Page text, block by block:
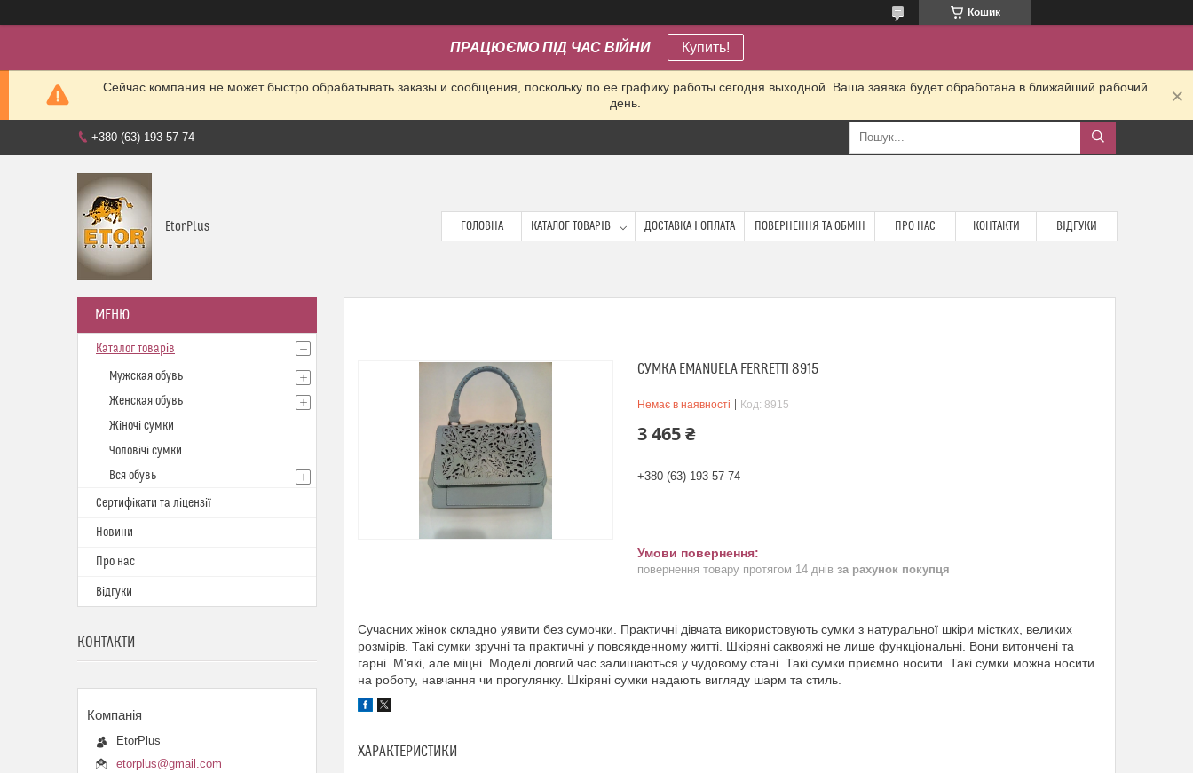
Кошик
ПРАЦЮЄМО ПІД ЧАС ВІЙНИ Купить!
Сейчас компания не может быстро обрабатывать заказы и сообщения, поскольку по ее графику работы сегодня выходной. Ваша заявка будет обработана в ближайший рабочий
день.
+380 (63) 193-57-74
EtorPlus ГОЛОВНА КАТАЛОГ ТОВАРІВ ДОСТАВКА І ОПЛАТА ПОВЕРНЕННЯ ТА ОБМІН ПРО НАС КОНТАКТИ ВІДГУКИ
СУМКА EMANUELA FERRETTI 8915
Немає в наявності Код: 8915
3 465 ₴
+380 (63) 193-57-74
повернення товару протягом 14 днів за рахунок покупця
Сучасних жінок складно уявити без сумочки. Практичні дівчата використовують сумки з натуральної шкіри містких, великих
розмірів. Такі сумки зручні та практичні у повсякденному житті. Шкіряні саквояжі не лише функціональні. Вони витончені та
гарні. М'які, але міцні. Моделі довгий час залишаються у чудовому стані. Такі сумки приємно носити. Такі сумки можна носити
на роботу, навчання чи прогулянку. Шкіряні сумки надають вигляду шарм та стиль.
ХАРАКТЕРИСТИКИ
Каталог товарів
Мужская обувь
Женская обувь
Жіночі сумки
Чоловічі сумки
Вся обувь
Сертифікати та ліцензії
Новини
Про нас
Відгуки
КОНТАКТИ
EtorPlus
etorplus@gmail.com